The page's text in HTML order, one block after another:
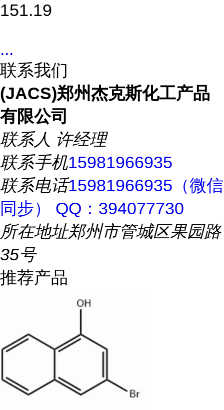
151.19
...
联系我们
(JACS)郑州杰克斯化工产品
有限公司
联系人 许经理
联系手机15981966935
联系电话15981966935（微信
同步） QQ：394077730
所在地址郑州市管城区果园路
35号
推荐产品